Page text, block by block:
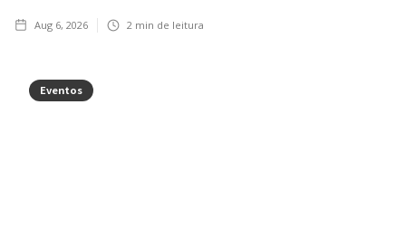
Aug 6, 2026 2 min de leitura
Eventos